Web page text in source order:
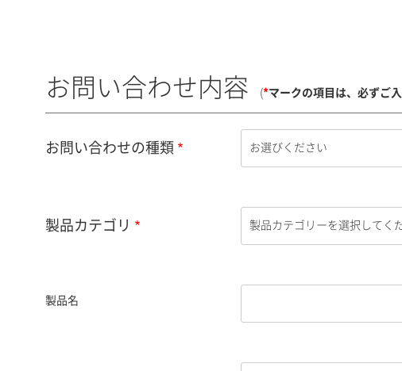
お問い合わせ内容 (*マークの項目は、必ずご
お問い合わせの種類
製品カテゴリ
製品名